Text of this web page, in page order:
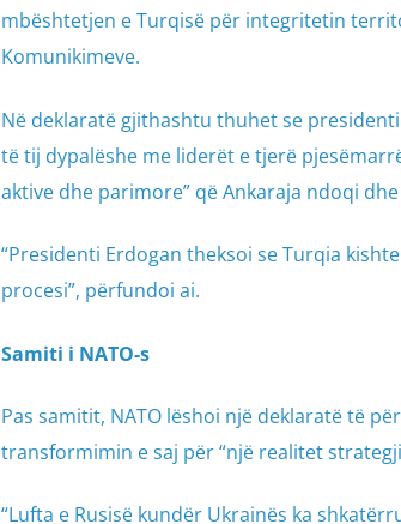
mbështetjen e Turqisë për integritetin
Komunikimeve.
Në deklaratë gjithashtu thuhet se
të tij dypalëshe me liderët e tjerë
aktive dhe parimore” që Ankaraja ndoqi
“Presidenti Erdogan theksoi se Turqia
procesi”, përfundoi ai.
Samiti i NATO-s
Pas samitit, NATO lëshoi një deklaratë të
transformimin e saj për “një realitet
“Lufta e Rusisë kundër Ukrainës ka